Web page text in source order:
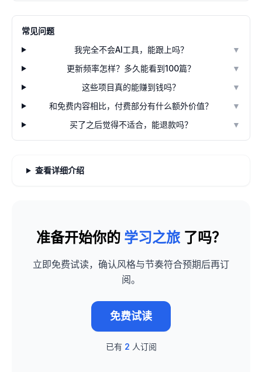
常见问题
我完全不会AI工具，能跟上吗？
▼
更新频率怎样？多久能看到100篇？
▼
这些项目真的能赚到钱吗？
▼
和免费内容相比，付费部分有什么额外价值？
▼
买了之后觉得不适合，能退款吗？
▼
查看详细介绍
准备开始你的 学习之旅 了吗？
立即免费试读，确认风格与节奏符合预期后再订
阅。
免费试读
已有 2 人订阅